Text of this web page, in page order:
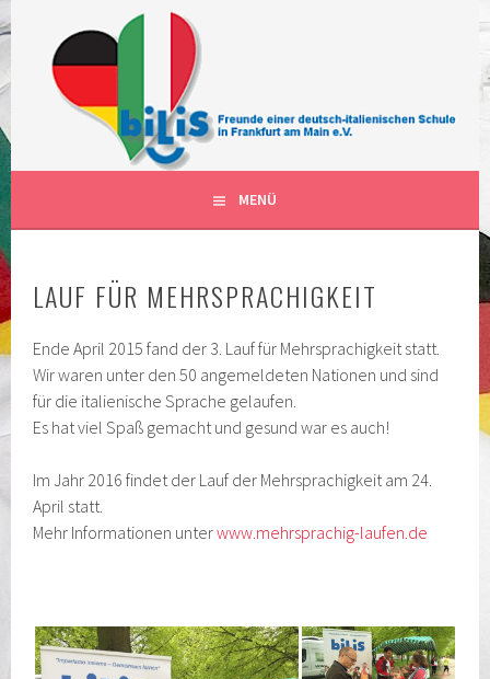
zum
BILIS FRANKFURT AM MAIN
DEUTSCH-ITALIENISCHE
KLASSEN
FÖRDERVEREIN DER DEUTSCH-ITALIENISCHEN
SCHULKLASSEN IN FRANKFURT AM MAIN DEUTSCHLAND
MENÜ
LAUF FÜR MEHRSPRACHIGKEIT
Ende April 2015 fand der 3. Lauf für Mehrsprachigkeit statt.
Wir waren unter den 50 angemeldeten Nationen und sind
für die italienische Sprache gelaufen.
Es hat viel Spaß gemacht und gesund war es auch!
Im Jahr 2016 findet der Lauf der Mehrsprachigkeit am 24.
April statt.
Mehr Informationen unterwww.mehrsprachig-laufen.de